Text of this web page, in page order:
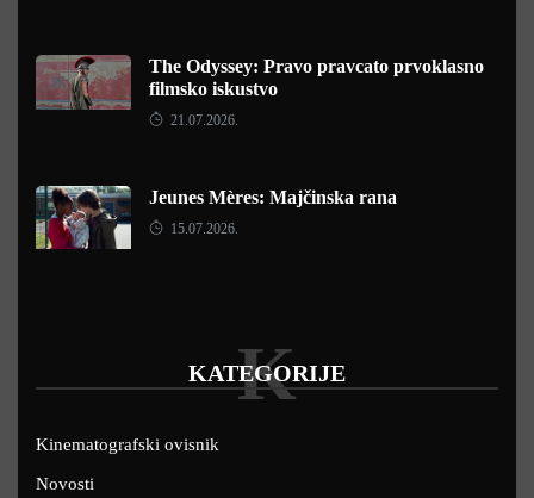
The Odyssey: Pravo pravcato prvoklasno
filmsko iskustvo
21.07.2026.
Jeunes Mères: Majčinska rana
15.07.2026.
KATEGORIJE
K
Kinematografski ovisnik
Novosti